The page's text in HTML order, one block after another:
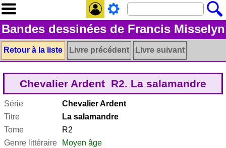
Bandes dessinées de Francis Misselyn
Retour à la liste Livre précédent Livre suivant
Chevalier Ardent R2. La salamandre
Série
Chevalier Ardent
Titre
La salamandre
Tome
R2
Genre littéraire
Moyen âge